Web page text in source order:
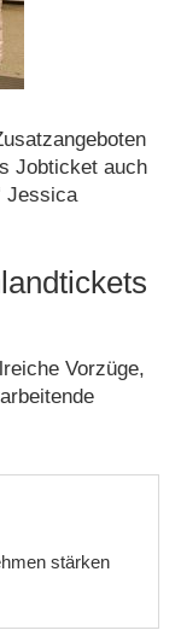
Jobticket auch
Jessica
Vorzüge,
stärken